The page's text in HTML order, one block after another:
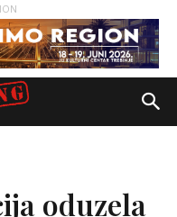
oduzela